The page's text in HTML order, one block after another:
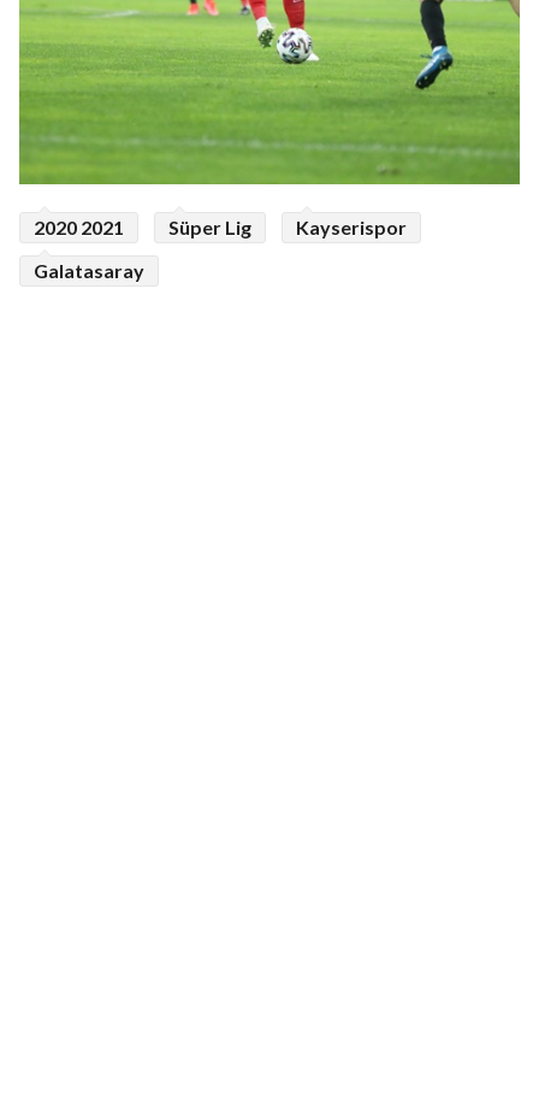
2020 2021 Süper Lig
Kayserispor
Galatasaray